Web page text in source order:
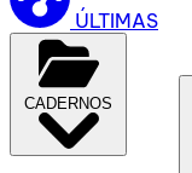
ÚLTIMAS
CADERNOS